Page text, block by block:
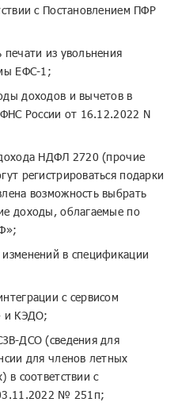
с Постановлением ПФР
печати из увольнения
ЕФС-1;
доходов и вычетов в
России от 16.12.2022 N
НДФЛ 2720 (прочие
регистрироваться подарки
возможность выбрать
доходы, облагаемые по
в спецификации
с сервисом
и КЭДО;
ДСО (сведения для
для членов летных
в соответствии с
№ 251п;